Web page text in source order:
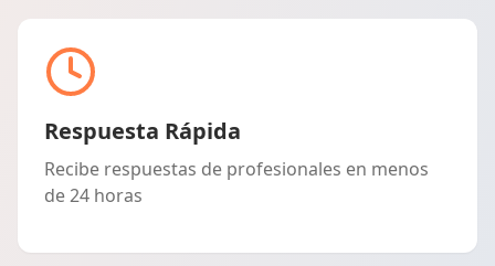
Respuesta Rápida
Recibe respuestas de profesionales en menos
de 24 horas